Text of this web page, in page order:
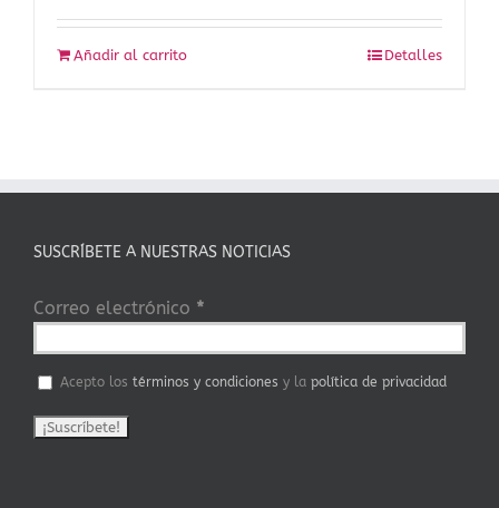
Añadir al carrito Detalles
SUSCRÍBETE A NUESTRAS NOTICIAS
Correo electrónico *
Acepto los términos y condiciones y la política de privacidad